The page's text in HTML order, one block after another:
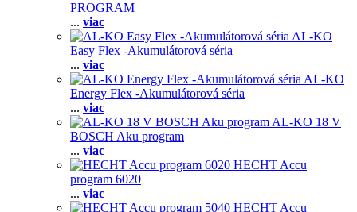
PROGRAM
... viac
AL-KO
Easy Flex -Akumulátorová séria
... viac
AL-KO
Energy Flex -Akumulátorová séria
... viac
AL-KO 18 V
BOSCH Aku program
... viac
HECHT Accu
program 6020
... viac
HECHT Accu